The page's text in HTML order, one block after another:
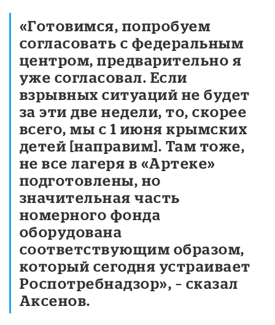
«Готовимся, попробуем
согласовать с федеральным
центром, предварительно я
уже согласовал. Если
взрывных ситуаций не будет
за эти две недели, то, скорее
всего, мы с 1 июня крымских
детей [направим]. Там тоже,
не все лагеря в «Артеке»
подготовлены, но
значительная часть
номерного фонда
оборудована
соответствующим образом,
который сегодня устраивает
Роспотребнадзор», – сказал
Аксенов.